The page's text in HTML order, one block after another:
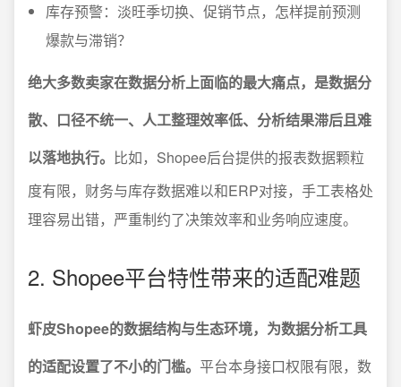
库存预警：淡旺季切换、促销节点，怎样提前预测
爆款与滞销？
绝大多数卖家在数据分析上面临的最大痛点，是数据分
散、口径不统一、人工整理效率低、分析结果滞后且难
以落地执行。 比如，Shopee后台提供的报表数据颗粒
度有限，财务与库存数据难以和ERP对接，手工表格处
理容易出错，严重制约了决策效率和业务响应速度。
2. Shopee平台特性带来的适配难题
虾皮Shopee的数据结构与生态环境，为数据分析工具
的适配设置了不小的门槛。 平台本身接口权限有限，数